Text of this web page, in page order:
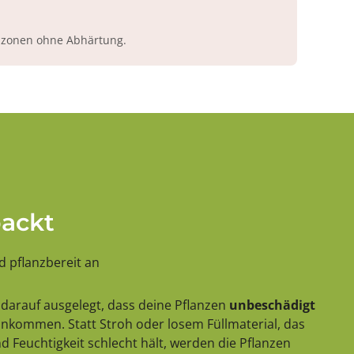
ohne Abhärtung.
pflanzbereit an
ausgelegt, dass deine Pflanzen unbeschädigt
Statt Stroh oder losem Füllmaterial, das
Feuchtigkeit schlecht hält, werden die Pflanzen